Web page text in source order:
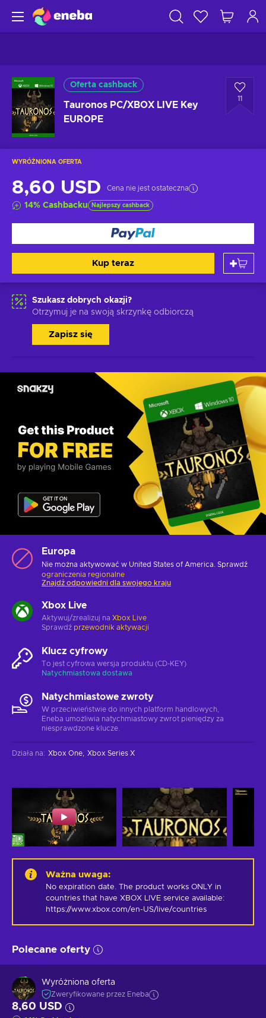
Oferta cashback
Tauronos PC/XBOX LIVE Key
EUROPE
11
WYRÓŻNIONA OFERTA
8,60 USD Cena nie jest ostateczna
14% Cashbacku Najlepszy cashback
Kup teraz
Szukasz dobrych okazji?
Otrzymuj je na swoją skrzynkę odbiorczą
Zapisz się
Europa
Nie można aktywować w United States of America. Sprawdź
ograniczenia regionalne
Znajdź odpowiedni dla swojego kraju
Xbox Live
Aktywuj/zrealizuj na Xbox Live
Sprawdź przewodnik aktywacji
Klucz cyfrowy
To jest cyfrowa wersja produktu (CD-KEY)
Natychmiastowa dostawa
Natychmiastowe zwroty
W przeciwieństwie do innych platform handlowych,
Eneba umożliwia natychmiastowy zwrot pieniędzy za
niesprawdzone klucze.
Działa na: Xbox One Xbox Series X
Ważna uwaga:
No expiration date. The product works ONLY in
countries that have XBOX LIVE service available:
https://www.xbox.com/en-US/live/countries
Polecane oferty
Wyróżniona oferta
Zweryfikowane przez Eneba
8,60 USD